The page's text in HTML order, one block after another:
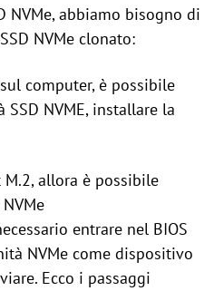
NVMe, abbiamo bisogno di
NVMe clonato:
computer, è possibile
NVME, installare la
allora è possibile
entrare nel BIOS
NVMe come dispositivo
Ecco i passaggi